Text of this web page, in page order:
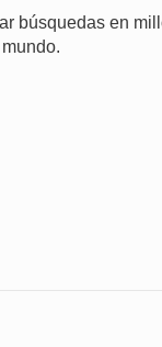
búsquedas en